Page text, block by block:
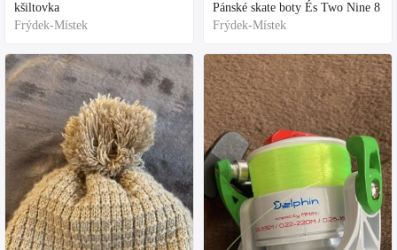
kšiltovka
Frýdek-Místek
Pánské skate boty És Two Nine 8
Frýdek-Místek